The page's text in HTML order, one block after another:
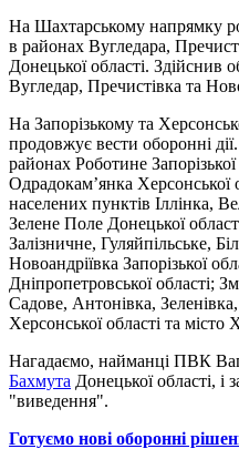
На Шахтарському напрямку
в районах Вугледара,
Донецької області. Здійснив
Вугледар, Пречистівка та
На Запорізькому та
продовжує вести оборонні
районах Роботине
Одрадокам’янка Херсонської
населених пунктів Іллінка,
Зелене Поле Донецької
Залізничне, Гуляйпільське,
Новоандріївка Запорізької
Дніпропетровської області;
Садове, Антонівка,
Херсонської області та місто
Нагадаємо, найманці ПВК
Бахмута Донецької області, і
"виведення".
Готуємо нові оборонні